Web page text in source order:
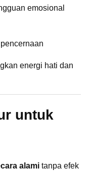
emosional
energi hati dan
untuk
alami tanpa efek